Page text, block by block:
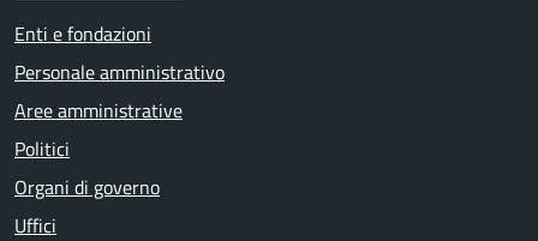
Enti e fondazioni
Personale amministrativo
Aree amministrative
Politici
Organi di governo
Uffici